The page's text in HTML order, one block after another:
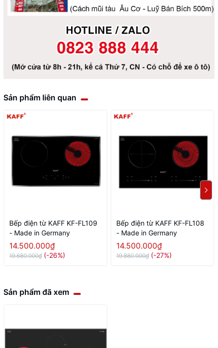
Sản phẩm liên quan
Bếp điện từ KAFF KF-FL109
- Made in Germany
14.500.000₫
19.680.000₫ (-26%)
Bếp điện từ KAFF KF-FL108
- Made in Germany
14.500.000₫
19.880.000₫ (-27%)
Sản phẩm đã xem